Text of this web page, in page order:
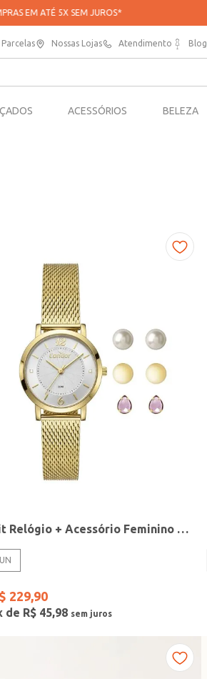
EM ATÉ 5X SEM JUROS*
Parcelas Nossas Lojas Atendimento Blog
ACESSÓRIOS BELEZA
Kit Relógio + Acessório Feminino DOURADO
UN
229,90
de R$ 45,98